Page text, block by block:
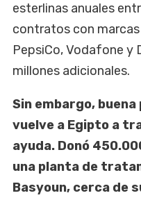
esterlinas anuales
contratos con
PepsiCo, Vodafone y
millones adicionales.
Sin embargo,
vuelve a Egipto a
ayuda. Donó
una planta de
Basyoun, cerca de